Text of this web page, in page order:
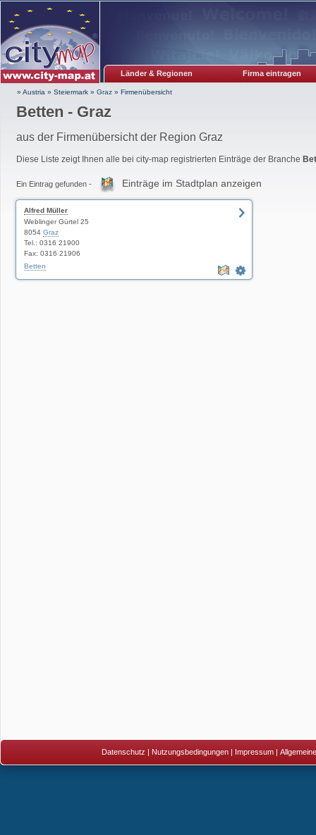
Länder & Regionen Firma eintragen
» Austria » Steiermark » Graz » Firmenübersicht
Betten - Graz
aus der Firmenübersicht der Region Graz
Diese Liste zeigt Ihnen alle bei city-map registrierten Einträge der Branche
Ein Eintrag gefunden - Einträge im Stadtplan anzeigen
Alfred Müller
Weblinger Gürtel 25
8054 Graz
Tel.: 0316 21900
Fax: 0316 21906
Betten
Datenschutz | Nutzungsbedingungen| Impressum|